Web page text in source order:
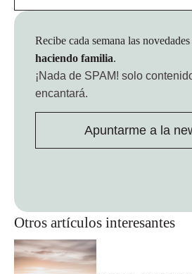
Otros artículos interesantes
Recibe cada semana las
haciendo familia.
¡Nada de SPAM! solo
encantará.
Apuntarme a la